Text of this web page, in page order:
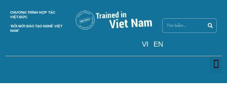
content
CHƯƠNG TRÌNH HỢP TÁC
VIỆT-ĐỨC
‘ĐỔI MỚI ĐÀO TẠO NGHỀ VIỆT
NAM’
VI EN